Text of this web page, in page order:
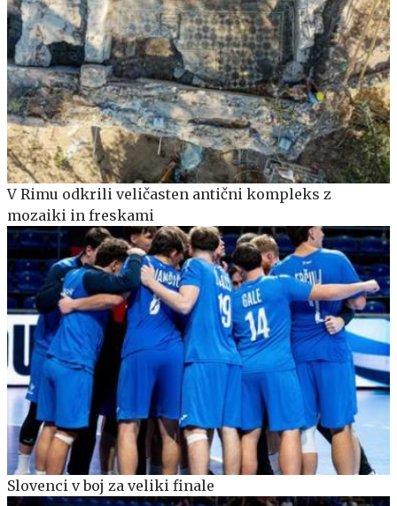
V Rimu odkrili veličasten antični kompleks z
mozaiki in freskami
Slovenci v boj za veliki finale